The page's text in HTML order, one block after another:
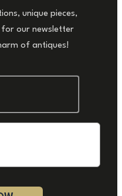
unique pieces,
for our newsletter
of antiques!